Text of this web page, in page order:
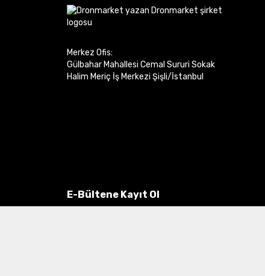
Merkez Ofis:
Gülbahar Mahallesi Cemal Sururi Sokak
Halim Meriç İş Merkezi Şişli/İstanbul
E-Bültene Kayıt Ol